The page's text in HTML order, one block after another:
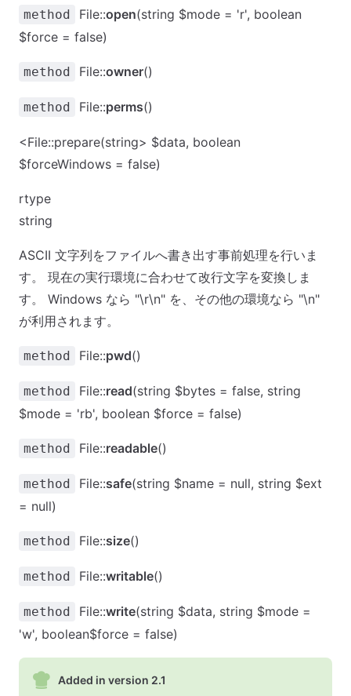
method File::open(string $mode = 'r', boolean
$force = false)
method File::owner()
method File::perms()
<File::prepare(string> $data, boolean
$forceWindows = false)
rtype
string
ASCII 文字列をファイルへ書き出す事前処理を行いま
す。 現在の実行環境に合わせて改行文字を変換しま
す。 Windows なら "\r\n" を、その他の環境なら "\n"
が利用されます。
method File::pwd()
method File::read(string $bytes = false, string
$mode = 'rb', boolean $force = false)
method File::readable()
method File::safe(string $name = null, string $ext
= null)
method File::size()
method File::writable()
method File::write(string $data, string $mode =
'w', boolean$force = false)
Added in version 2.1